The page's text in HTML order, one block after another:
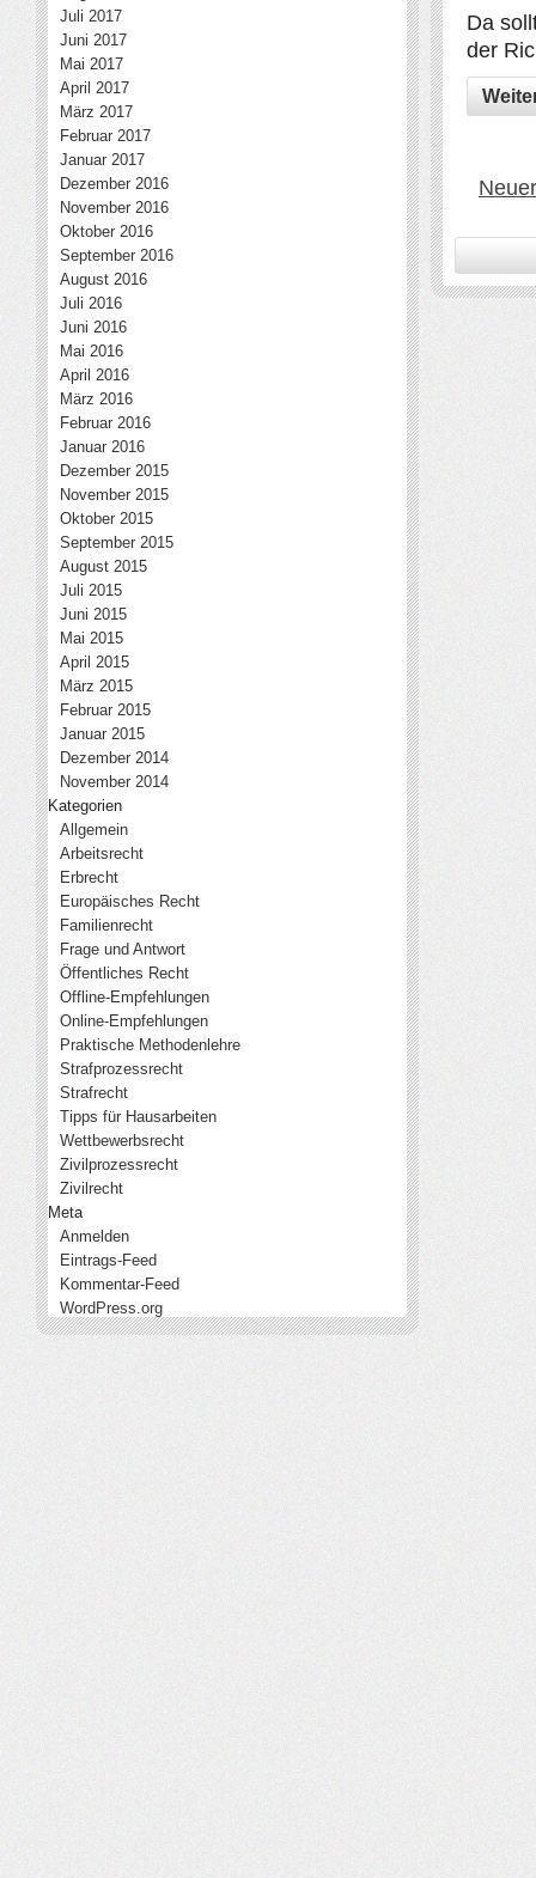
Da
der
Juli 2017
Juni 2017
Mai 2017
April 2017
März 2017
Februar 2017
Januar 2017
Dezember 2016
November 2016
Oktober 2016
September 2016
August 2016
Juli 2016
Juni 2016
Mai 2016
April 2016
März 2016
Februar 2016
Januar 2016
Dezember 2015
November 2015
Oktober 2015
September 2015
August 2015
Juli 2015
Juni 2015
Mai 2015
April 2015
März 2015
Februar 2015
Januar 2015
Dezember 2014
November 2014
Kategorien
Allgemein
Arbeitsrecht
Erbrecht
Europäisches Recht
Familienrecht
Frage und Antwort
Öffentliches Recht
Offline-Empfehlungen
Online-Empfehlungen
Praktische Methodenlehre
Strafprozessrecht
Strafrecht
Tipps für Hausarbeiten
Wettbewerbsrecht
Zivilprozessrecht
Zivilrecht
Meta
Anmelden
Eintrags-Feed
Kommentar-Feed
WordPress.org